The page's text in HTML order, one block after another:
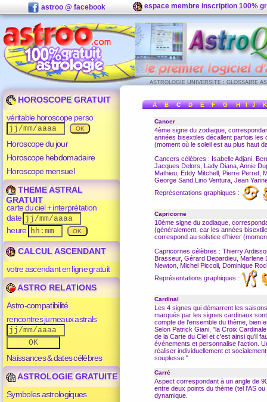
astroo @ facebook espace membre inscription 100%
ASTROLOGIE UNIVERSITE : GLOSSAIRE
HOROSCOPE GRATUIT
véritable horoscope perso
Horoscope du jour
Horoscope hebdomadaire
Horoscope mensuel
THEME ASTRAL
GRATUIT
carte du ciel + interprétation
date
heure
CALCUL ASCENDANT
votre ascendant en ligne gratuit
ASTRO RELATIONS
Astro-compatibilité
rencontres jumeaux astrals
Naissances & dates célèbres
ASTROLOGIE GRATUITE
Symboles astrologiques
A B C D E F G H I J K
Cancer
4ème signe du zodiaque ,
années bisextiles décallent parfois
(moment où le soleil est au plus haut
Cancers célèbres : Isabelle Adjani,
Jacques Delors, Lady Diana, Annie
Mathieu, Eddy Mitchell, Pierre Perret,
George Sand,Lino Ventura, Jean
Représentations graphiques :
Capricorne
10ème signe du zodiaque ,
(généralement, car les années
correspond au solstice d'hiver
Capricornes célèbres : Thierry
Brasseur, Gérard Depardieu,
Newton, Michel Piccoli, Dominique
Représentations graphiques :
Cardinal
Les 4 signes qui démarrent les
marqués par les signes cardinaux
compte de l'ensemble du thème, bien
Selon Patrick Giani, "la Croix
de la Carte du Ciel et c'est ainsi qu'il
événements et personnalise l'action.
réaliser individuellement et
souplesse."
Carré
Aspect correspondant à un angle de
entre deux points du thème (tel l'AS
dynamique.